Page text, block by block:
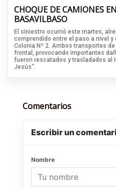
CHOQUE DE CAMIONES
BASAVILBASO
El siniestro ocurrió este martes,
comprendido entre el paso a nivel
Colonia Nº 2. Ambos transportes
frontal, provocando importantes
fueron rescatados y trasladados al
Jesús".
Comentarios
Escribir un
Nombre